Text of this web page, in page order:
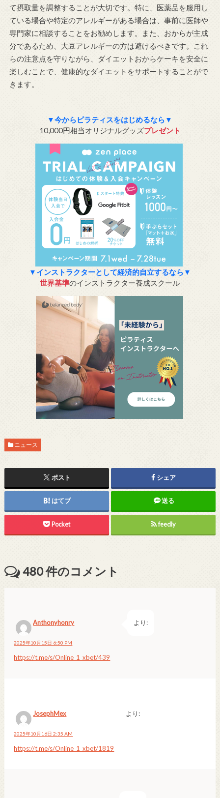
て摂取量を調整することが大切です。特に、医薬品を服用し
ている場合や特定のアレルギーがある場合は、事前に医師や
専門家に相談することをお勧めします。また、おからが主成
分であるため、大豆アレルギーの方は避けるべきです。これ
らの注意点を守りながら、ダイエットおからケーキを安全に
楽しむことで、健康的なダイエットをサポートすることがで
きます。
▼今からピラティスをはじめるなら▼
10,000円相当オリジナルグッズプレゼント
▼インストラクターとして経済的自立するなら▼
世界基準のインストラクター養成スクール
ニュース
ポスト シェア
はてブ 送る
Pocket feedly
480件のコメント
Anthonyhonry より:
2025年10月15日 6:50 PM
https://t.me/s/Online_1_xbet/439
JosephMex より:
2025年10月16日 2:35 AM
https://t.me/s/Online_1_xbet/1819